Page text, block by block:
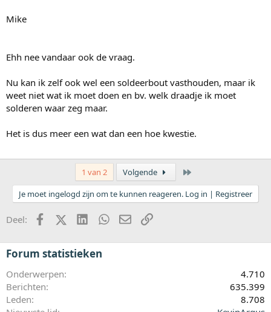
Mike
Ehh nee vandaar ook de vraag.
Nu kan ik zelf ook wel een soldeerbout vasthouden, maar ik
weet niet wat ik moet doen en bv. welk draadje ik moet
solderen waar zeg maar.
Het is dus meer een wat dan een hoe kwestie.
1 van 2 Volgende
Je moet ingelogd zijn om te kunnen reageren. Log in | Registreer
Deel: FacebookX (Twitter)LinkedInWhatsApp
E-mailkoppeling
Forum statistieken
Onderwerpen
4.710
Berichten
635.399
Leden
8.708